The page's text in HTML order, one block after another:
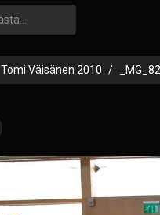
Tomi Väisänen 2010